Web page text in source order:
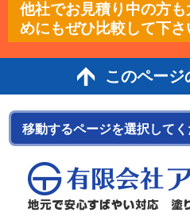
他社でお見積り中の方
めにもぜひ比較して下さ
このページ